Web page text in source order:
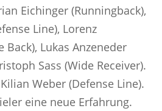
Eichinger (Runningback),
Line), Lorenz
Back), Lukas Anzeneder
Sass (Wide Receiver).
Weber (Defense Line).
eine neue Erfahrung.